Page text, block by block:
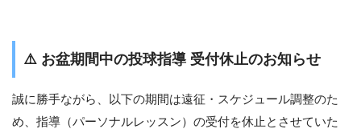
⚠️ お盆期間中の投球指導 受付休止のお知らせ
誠に勝手ながら、以下の期間は遠征・スケジュール調整のた
め、指導（パーソナルレッスン）の受付を休止とさせていた